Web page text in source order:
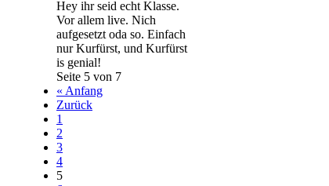
Hey ihr seid echt Klasse.
Vor allem live. Nich
aufgesetzt oda so. Einfach
nur Kurfürst, und Kurfürst
is genial!
Seite 5 von 7
« Anfang
Zurück
1
2
3
4
5